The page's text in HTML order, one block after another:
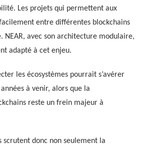
Les projets qui permettent aux
entre différentes blockchains
NEAR, avec son architecture modulaire,
adapté à cet enjeu.
les écosystèmes pourrait s’avérer
à venir, alors que la
reste un frein majeur à
scrutent donc non seulement la